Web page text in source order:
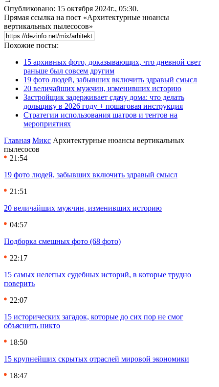
Опубликовано: 15 октября 2024г., 05:30.
Прямая ссылка на пост «Архитектурные нюансы
вертикальных пылесосов»
Похожие посты:
15 архивных фото, доказывающих, что дневной свет
раньше был совсем другим
19 фото людей, забывших включить здравый смысл
20 величайших мужчин, изменивших историю
Застройщик задерживает сдачу дома: что делать
дольщику в 2026 году + пошаговая инструкция
Стратегии использования шатров и тентов на
мероприятиях
Главная Микс Архитектурные нюансы вертикальных
пылесосов
21:54
19 фото людей, забывших включить здравый смысл
21:51
20 величайших мужчин, изменивших историю
04:57
Подборка смешных фото (68 фото)
22:17
15 самых нелепых судебных историй, в которые трудно
поверить
22:07
15 исторических загадок, которые до сих пор не смог
объяснить никто
18:50
15 крупнейших скрытых отраслей мировой экономики
18:47